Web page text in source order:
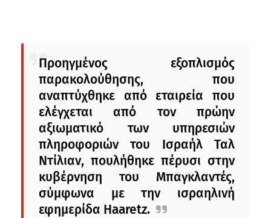
Προηγμένος εξοπλισμός
παρακολούθησης, που
αναπτύχθηκε από εταιρεία που
ελέγχεται από τον πρώην
αξιωματικό των υπηρεσιών
πληροφοριών του Ισραήλ Ταλ
Ντίλιαν, πουλήθηκε πέρυσι στην
κυβέρνηση του Μπαγκλαντές,
σύμφωνα με την ισραηλινή
εφημερίδα Haaretz.